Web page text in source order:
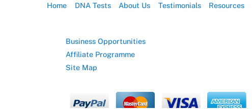
Home DNA Tests About Us Testimonials Resources
Business Opportunities
Affiliate Programme
Site Map